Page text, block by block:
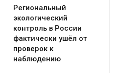
Региональный
экологический
контроль в России
фактически ушёл от
проверок к
наблюдению